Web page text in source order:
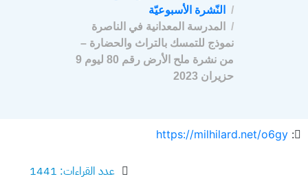
النّشرة الأسبوعيّة
المدرسة المعدانية في الناصرة
نموذج للتمسك بالتراث والحضارة –
من نشرة ملح الأرض رقم 80 ليوم 9
حزيران 2023
:
https://milhilard.net/o6gy
عدد القراءات: 1441